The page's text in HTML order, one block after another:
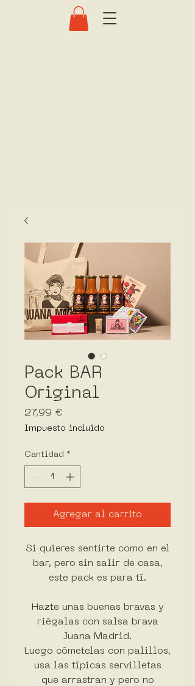
Pack BAR
Original
27,99 €
Impuesto incluido
Cantidad *
Agregar al carrito
Si quieres sentirte como en el
bar, pero sin salir de casa,
este pack es para tí.
Hazte unas buenas bravas y
riégalas con salsa brava
Juana Madrid.
Luego cómetelas con palillos,
usa las típicas servilletas
que arrastran y pero no